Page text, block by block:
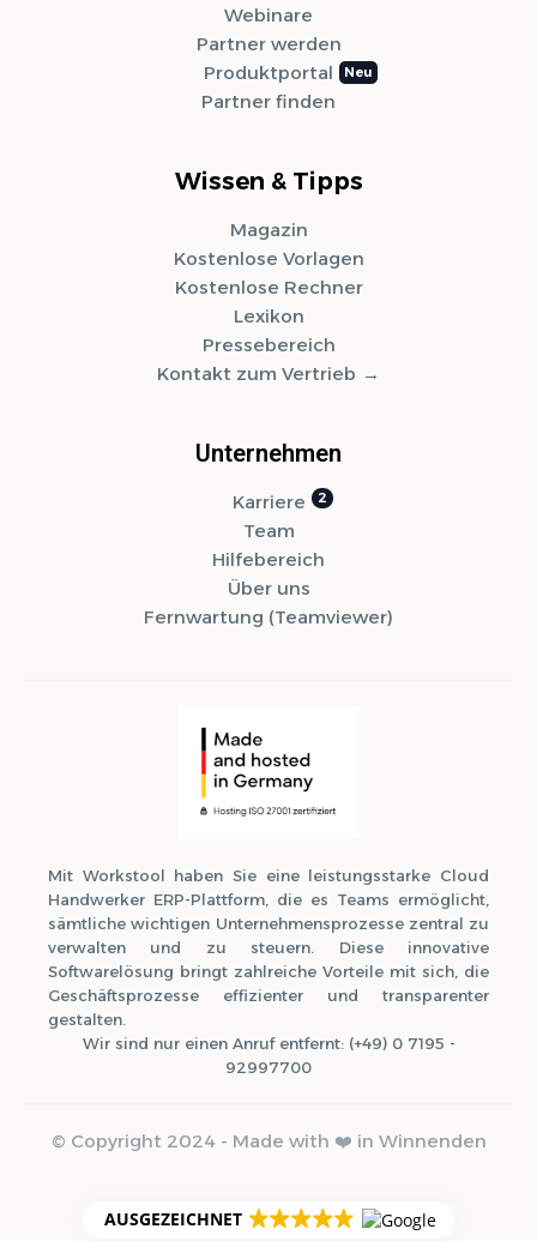
Webinare
Partner werden
Produktportal
Partner finden
Wissen & Tipps
Magazin
Kostenlose Vorlagen
Kostenlose Rechner
Lexikon
Pressebereich
Kontakt zum Vertrieb
Unternehmen
Karriere
Team
Hilfebereich
Über uns
Fernwartung (Teamviewer)
Mit Workstool haben Sie eine leistungsstarke Cloud
Handwerker ERP-Plattform, die es Teams ermöglicht,
sämtliche wichtigen Unternehmensprozesse zentral zu
verwalten und zu steuern. Diese innovative
Softwarelösung bringt zahlreiche Vorteile mit sich, die
Geschäftsprozesse effizienter und transparenter
gestalten.
Wir sind nur einen Anruf entfernt: (+49) 0 7195 -
92997700
© Copyright 2024 - Made with ❤️ in Winnenden
AUSGEZEICHNET